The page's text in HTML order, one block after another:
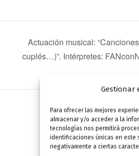
Gestionar
Para ofrecer las mejores
almacenar y/o acceder a la
tecnologías nos permitirá
identificaciones únicas en este
negativamente a ciertas
Actuación musical:
cuplés…)”. Intérpretes:
Bases 74 Premio